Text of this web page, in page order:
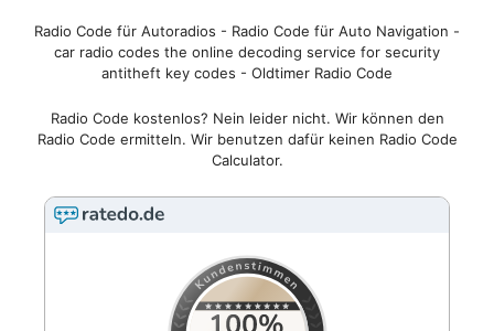
Radio Code für Autoradios - Radio Code für Auto Navigation -
car radio codes the online decoding service for security
antitheft key codes - Oldtimer Radio Code
Radio Code kostenlos? Nein leider nicht. Wir können den
Radio Code ermitteln. Wir benutzen dafür keinen Radio Code
Calculator.